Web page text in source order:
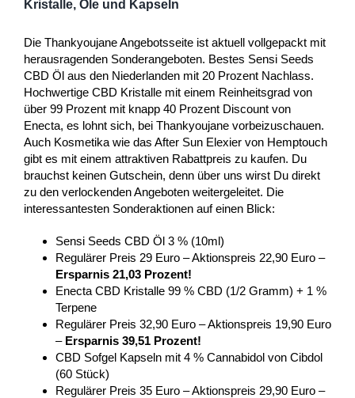
Kristalle, Öle und Kapseln
Die Thankyoujane Angebotsseite ist aktuell vollgepackt mit
herausragenden Sonderangeboten. Bestes Sensi Seeds
CBD Öl aus den Niederlanden mit 20 Prozent Nachlass.
Hochwertige CBD Kristalle mit einem Reinheitsgrad von
über 99 Prozent mit knapp 40 Prozent Discount von
Enecta, es lohnt sich, bei Thankyoujane vorbeizuschauen.
Auch Kosmetika wie das After Sun Elexier von Hemptouch
gibt es mit einem attraktiven Rabattpreis zu kaufen. Du
brauchst keinen Gutschein, denn über uns wirst Du direkt
zu den verlockenden Angeboten weitergeleitet. Die
interessantesten Sonderaktionen auf einen Blick:
Sensi Seeds CBD Öl 3 % (10ml)
Regulärer Preis 29 Euro – Aktionspreis 22,90 Euro –
Ersparnis 21,03 Prozent!
Enecta CBD Kristalle 99 % CBD (1/2 Gramm) + 1 %
Terpene
Regulärer Preis 32,90 Euro – Aktionspreis 19,90 Euro
– Ersparnis 39,51 Prozent!
CBD Sofgel Kapseln mit 4 % Cannabidol von Cibdol
(60 Stück)
Regulärer Preis 35 Euro – Aktionspreis 29,90 Euro –